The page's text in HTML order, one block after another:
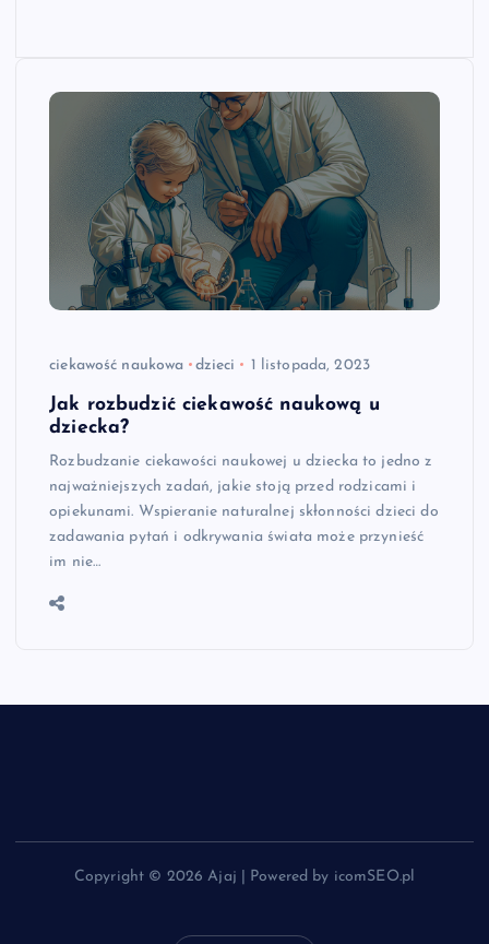
ciekawość naukowa dzieci 1 listopada, 2023
Jak rozbudzić ciekawość naukową u
dziecka?
Rozbudzanie ciekawości naukowej u dziecka to jedno z
najważniejszych zadań, jakie stoją przed rodzicami i
opiekunami. Wspieranie naturalnej skłonności dzieci do
zadawania pytań i odkrywania świata może przynieść
im nie…
Copyright © 2026 Ajaj | Powered by icomSEO.pl